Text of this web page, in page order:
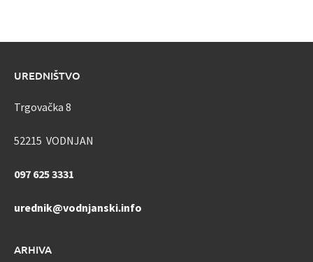
UREDNIŠTVO
Trgovačka 8
52215 VODNJAN
097 625 3331
urednik@vodnjanski.info
ARHIVA